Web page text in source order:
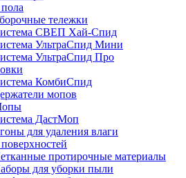
тележки
СВЕП Хай-Спид
УльтраСпид Мини
УльтраСпид Про
КомбиСпид
мопов
ДастМоп
для удаления влаги
протирочные материалы
для уборки пыли